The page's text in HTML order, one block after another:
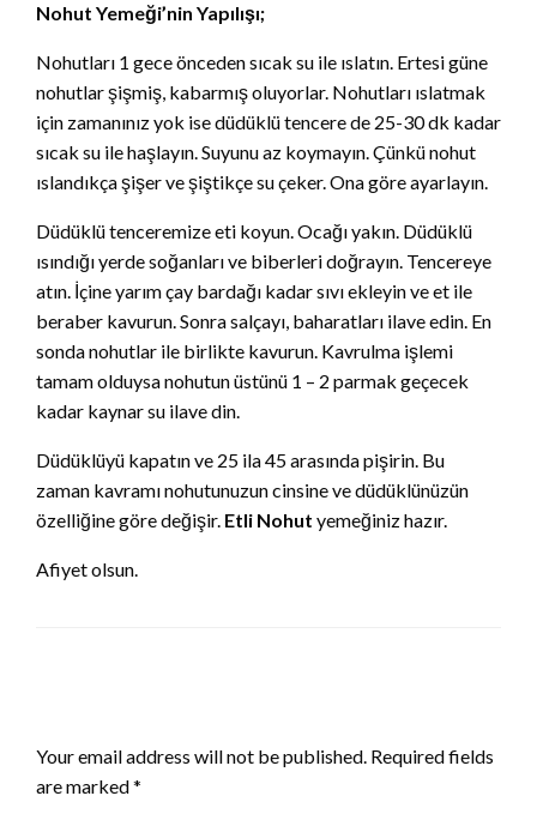
Nohut Yemeği’nin Yapılışı;
Nohutları 1 gece önceden sıcak su ile ıslatın. Ertesi güne
nohutlar şişmiş, kabarmış oluyorlar. Nohutları ıslatmak
için zamanınız yok ise düdüklü tencere de 25-30 dk kadar
sıcak su ile haşlayın. Suyunu az koymayın. Çünkü nohut
ıslandıkça şişer ve şiştikçe su çeker. Ona göre ayarlayın.
Düdüklü tenceremize eti koyun. Ocağı yakın. Düdüklü
ısındığı yerde soğanları ve biberleri doğrayın. Tencereye
atın. İçine yarım çay bardağı kadar sıvı ekleyin ve et ile
beraber kavurun. Sonra salçayı, baharatları ilave edin. En
sonda nohutlar ile birlikte kavurun. Kavrulma işlemi
tamam olduysa nohutun üstünü 1 – 2 parmak geçecek
kadar kaynar su ilave din.
Düdüklüyü kapatın ve 25 ila 45 arasında pişirin. Bu
zaman kavramı nohutunuzun cinsine ve düdüklünüzün
özelliğine göre değişir. Etli Nohut yemeğiniz hazır.
Afiyet olsun.
Your email address will not be published. Required fields
are marked*